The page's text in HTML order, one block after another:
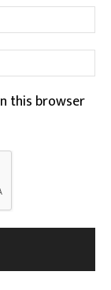
this browser